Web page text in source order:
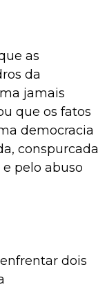
as
da
jamais
que os fatos
democracia
conspurcada
pelo abuso
dois